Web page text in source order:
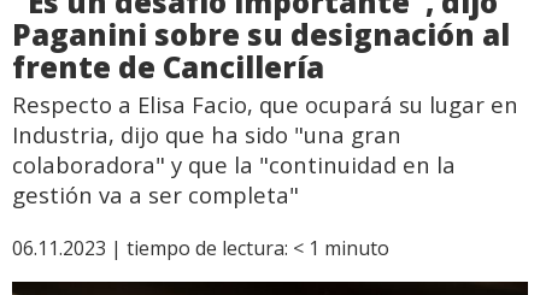
Paganini sobre su designación al
frente de Cancillería
Respecto a Elisa Facio, que ocupará su lugar en
Industria, dijo que ha sido "una gran
colaboradora" y que la "continuidad en la
gestión va a ser completa"
06.11.2023 | tiempo de lectura: < 1 minuto